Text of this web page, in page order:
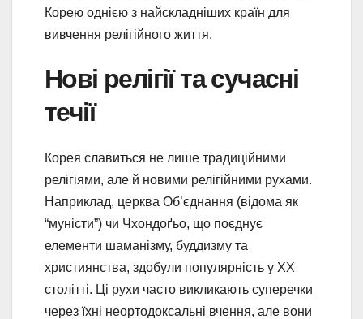
Корею однією з найскладніших країн для
вивчення релігійного життя.
Нові релігії та сучасні
течії
Корея славиться не лише традиційними
релігіями, але й новими релігійними рухами.
Наприклад, церква Об’єднання (відома як
“муністи”) чи Чхондоґьо, що поєднує
елементи шаманізму, буддизму та
християнства, здобули популярність у ХХ
столітті. Ці рухи часто викликають суперечки
через їхні неортодоксальні вчення, але вони